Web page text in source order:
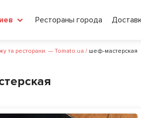
Рестораны города
та ресторани. — Tomato.ua / шеф-мастерская